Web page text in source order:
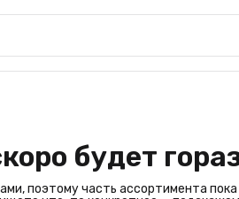
будет
поэтому часть ассортимента